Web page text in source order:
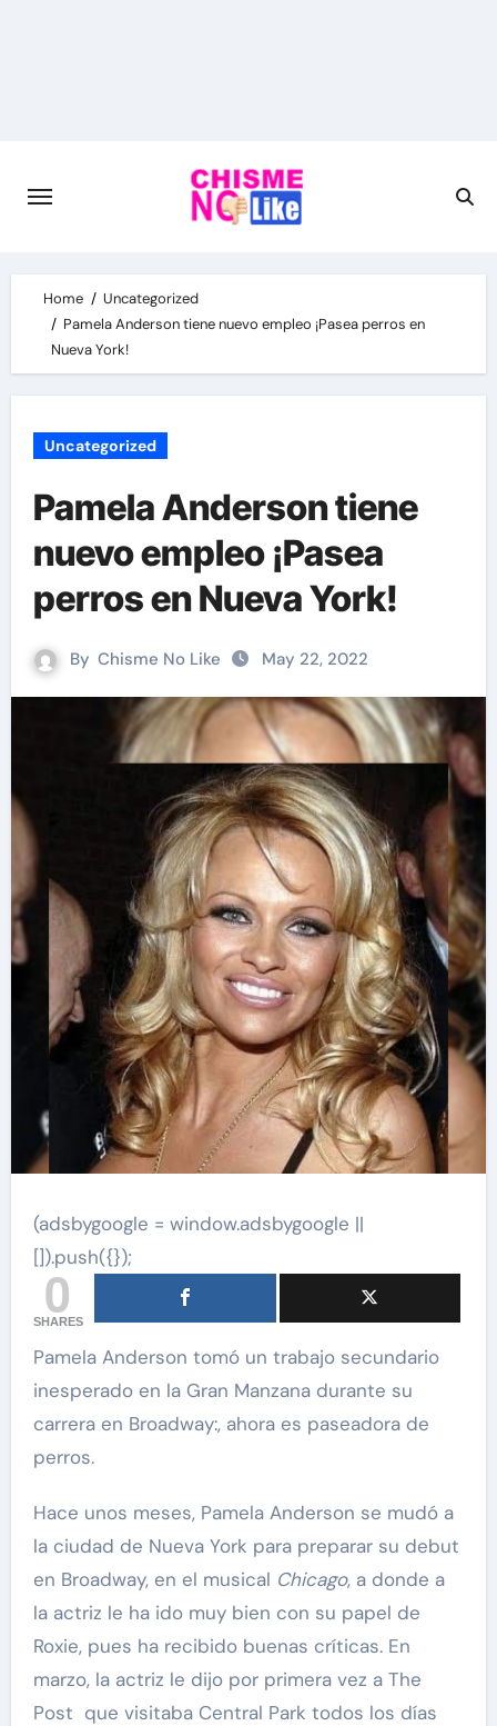
Home
Uncategorized
Pamela Anderson tiene nuevo empleo ¡Pasea perros en
Nueva York!
Uncategorized
Pamela Anderson tiene
nuevo empleo ¡Pasea
perros en Nueva York!
By Chisme No Like May 22, 2022
(adsbygoogle = window.adsbygoogle ||
[]).push({});
0
SHARES
Pamela Anderson tomó un trabajo secundario
inesperado en la Gran Manzana durante su
carrera en Broadway:, ahora es paseadora de
perros.
Hace unos meses, Pamela Anderson se mudó a
la ciudad de Nueva York para preparar su debut
en Broadway, en el musical Chicago, a donde a
la actriz le ha ido muy bien con su papel de
Roxie, pues ha recibido buenas críticas. En
marzo, la actriz le dijo por primera vez a The
Post que visitaba Central Park todos los días